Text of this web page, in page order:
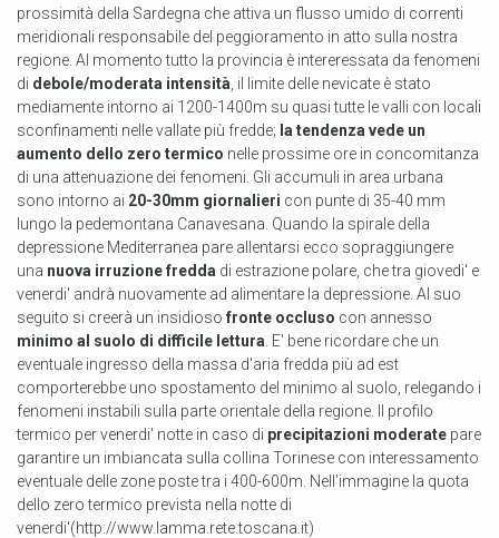
prossimità della Sardegna che attiva un flusso umido di correnti
meridionali responsabile del peggioramento in atto sulla nostra
regione. Al momento tutto la provincia è intereressata da fenomeni
di debole/moderata intensità , il limite delle nevicate è stato
mediamente intorno ai 1200-1400m su quasi tutte le valli con locali
sconfinamenti nelle vallate più fredde; la tendenza vede un
aumento dello zero termico nelle prossime ore in concomitanza
di una attenuazione dei fenomeni. Gli accumuli in area urbana
sono intorno ai 20-30mm giornalieri con punte di 35-40 mm
lungo la pedemontana Canavesana. Quando la spirale della
depressione Mediterranea pare allentarsi ecco sopraggiungere
una nuova irruzione fredda di estrazione polare, che tra giovedi' e
venerdi' andrà nuovamente ad alimentare la depressione. Al suo
seguito si creerà un insidioso fronte occluso con annesso
minimo al suolo di difficile lettura . E' bene ricordare che un
eventuale ingresso della massa d'aria fredda più ad est
comporterebbe uno spostamento del minimo al suolo, relegando i
fenomeni instabili sulla parte orientale della regione. Il profilo
termico per venerdi' notte in caso di precipitazioni moderate pare
garantire un imbiancata sulla collina Torinese con interessamento
eventuale delle zone poste tra i 400-600m. Nell'immagine la quota
dello zero termico prevista nella notte di
venerdi'(http://www.lamma.rete.toscana.it)